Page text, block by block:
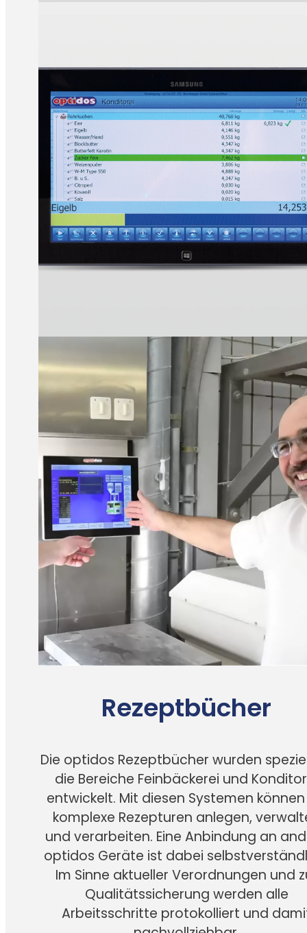
optidos MW
Rezeptbücher
Die optidos Rezeptbücher wurden
die Bereiche Feinbäckerei und
entwickelt. Mit diesen Systemen können
komplexe Rezepturen anlegen,
und verarbeiten. Eine Anbindung an
optidos Geräte ist dabei
Im Sinne aktueller Verordnungen und
Qualitätssicherung werden alle
Arbeitsschritte protokolliert und